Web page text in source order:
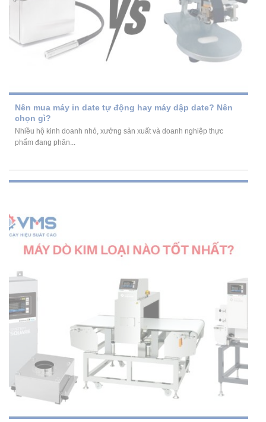
Nên mua máy in date tự động hay máy dập date? Nên
chọn gì?
Nhiều hộ kinh doanh nhỏ, xưởng sản xuất và doanh nghiệp thực
phẩm đang phân...